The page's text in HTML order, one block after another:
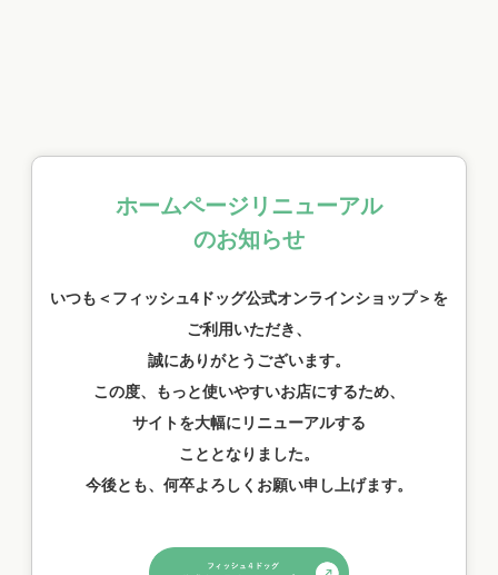
ホームページリニューアル
のお知らせ
いつも＜フィッシュ4ドッグ公式オンラインショップ＞を
ご利用いただき、
誠にありがとうございます。
この度、もっと使いやすいお店にするため、
サイトを大幅にリニューアルする
こととなりました。
今後とも、何卒よろしくお願い申し上げます。